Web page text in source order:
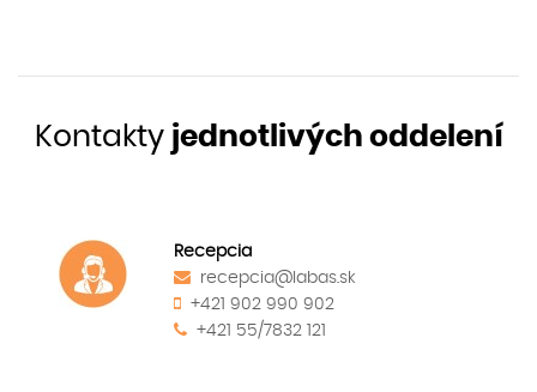
Kontakty jednotlivých oddelení
Recepcia
recepcia@labas.sk
+421 902 990 902
+421 55/7832 121